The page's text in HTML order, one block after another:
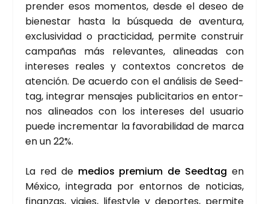
pren­der esos momen­tos, des­de el deseo de
bien­es­tar has­ta la bús­que­da de aven­tu­ra,
exclu­si­vi­dad o prac­ti­ci­dad, per­mi­te cons­truir
cam­pa­ñas más rele­van­tes, ali­nea­das con
intere­ses reales y con­tex­tos con­cre­tos de
aten­ción. De acuer­do con el aná­li­sis de Seed­
tag, inte­grar men­sa­jes publi­ci­ta­rios en entor­
nos ali­nea­dos con los intere­ses del usua­rio
pue­de incre­men­tar la favo­ra­bi­li­dad de mar­ca
en un 22%.
La red de medios pre­mium de Seed­tag en
Méxi­co, inte­gra­da por entor­nos de noti­cias,